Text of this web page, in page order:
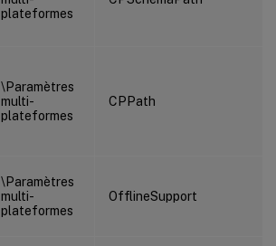
plateformes
\Paramètres
multi-
plateformes
CPPath
\Paramètres
multi-
plateformes
OfflineSupport